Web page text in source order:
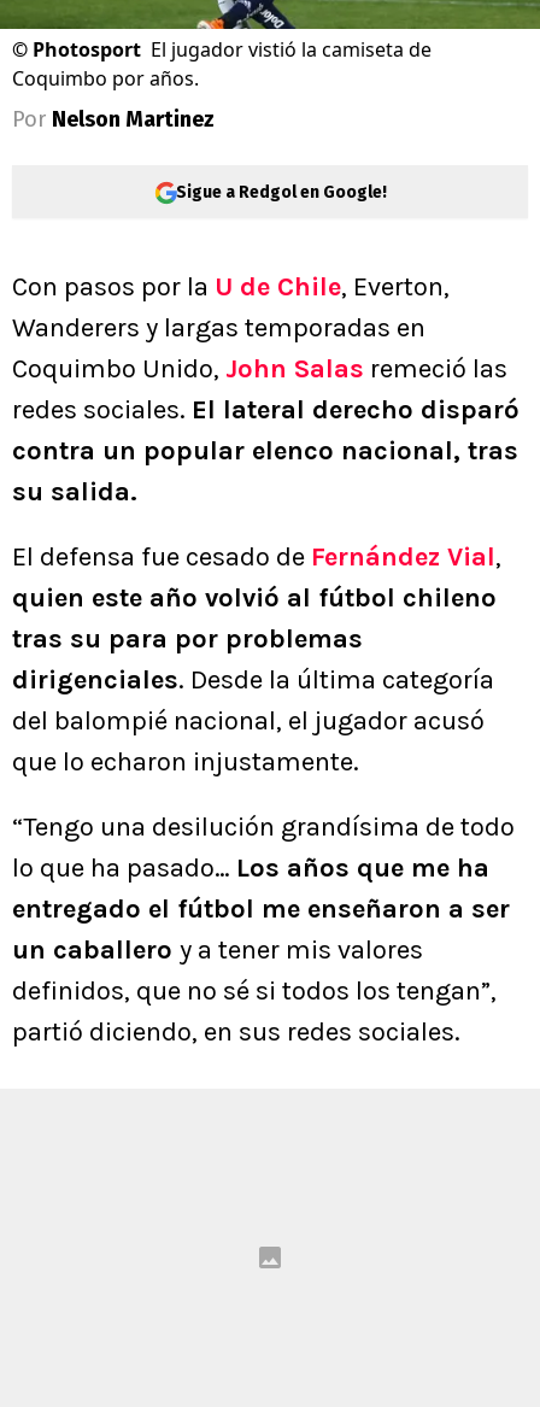
© Photosport El jugador vistió la camiseta de
Coquimbo por años.
Por Nelson Martinez
Sigue a Redgol en Google!
Con pasos por la U de Chile, Everton,
Wanderers y largas temporadas en
Coquimbo Unido, John Salas remeció las
redes sociales. El lateral derecho disparó
contra un popular elenco nacional, tras
su salida.
El defensa fue cesado de Fernández Vial,
quien este año volvió al fútbol chileno
tras su para por problemas
dirigenciales. Desde la última categoría
del balompié nacional, el jugador acusó
que lo echaron injustamente.
“Tengo una desilución grandísima de todo
lo que ha pasado… Los años que me ha
entregado el fútbol me enseñaron a ser
un caballero y a tener mis valores
definidos, que no sé si todos los tengan”,
partió diciendo, en sus redes sociales.